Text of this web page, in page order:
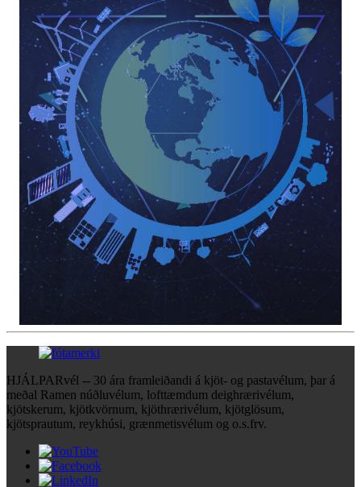
HJÁLPARvél -- 30 ára framleiðandi á kjöt- og pastavélum, þar á
meðal Ramen núðluvélum, lofttæmdum deighrærivélum,
kjötskerum, kjötkvörnum, kjöthrærivélum, kjötglösum,
kjötsprautum, reykhúsi, grænmetisvélum og o.s.frv.